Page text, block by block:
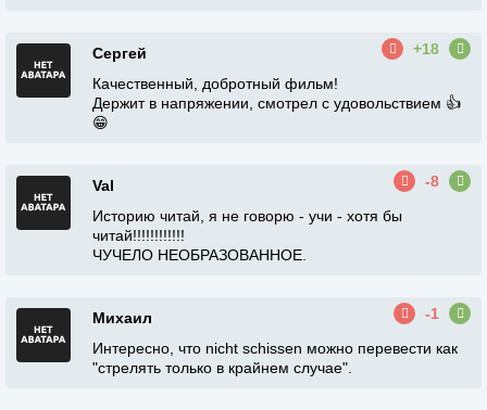
Сергей
+18
Качественный, добротный фильм!
Держит в напряжении, смотрел с удовольствием 👍
😁
Val
-8
Историю читай, я не говорю - учи - хотя бы
читай!!!!!!!!!!!!
ЧУЧЕЛО НЕОБРАЗОВАННОЕ.
Михаил
-1
Интересно, что nicht schissen можно перевести как
"стрелять только в крайнем случае".